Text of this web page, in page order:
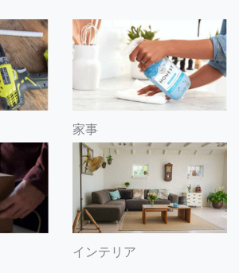
家事
インテリア